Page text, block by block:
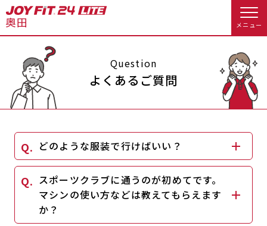
メニュー
店舗トップ
会員様へのお知らせ スタジオプログラム情報
休会お手続き オプション料金
アクセス
入会するトップ
Appで入会手続き
Question
よくあるご質問
どのような服装で行けばいい？
スポーツクラブに通うのが初めてです。
マシンの使い方などは教えてもらえます
か？